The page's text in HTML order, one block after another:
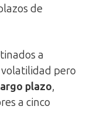
de
a
volatilidad pero
plazo,
a cinco